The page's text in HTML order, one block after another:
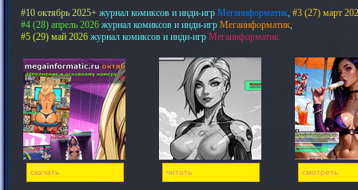
#10 октябрь 2025+ журнал комиксов и инди-игр Мегаинформатик, #3 (27) март
#4 (28) апрель 2026 журнал комиксов и инди-игр Мегаинформатик,
#5 (29) май 2026 журнал комиксов и инди-игр Мегаинформатик
скачать читать смотреть